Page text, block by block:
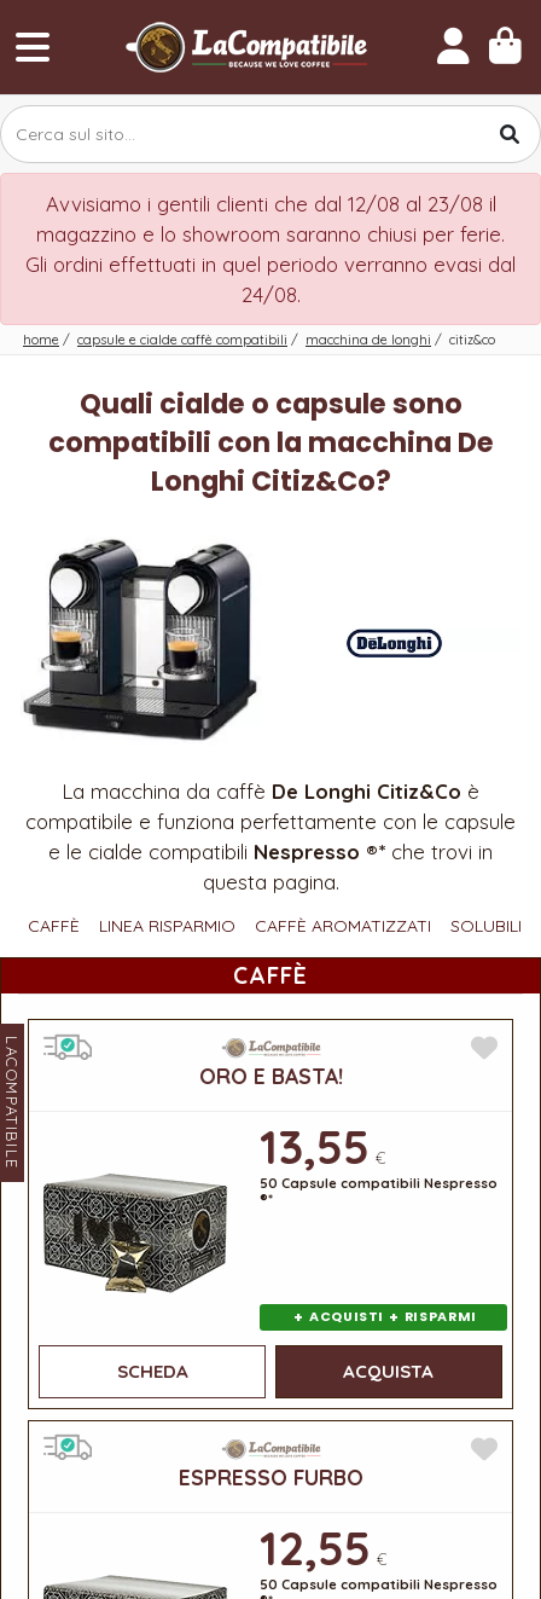
Avvisiamo i gentili clienti che dal 12/08 al 23/08 il
magazzino e lo showroom saranno chiusi per ferie.
Gli ordini effettuati in quel periodo verranno evasi dal
24/08.
home / capsule e cialde caffè compatibili / macchina de longhi / citiz&co
Quali cialde o capsule sono
compatibili con la macchina De
Longhi Citiz&Co?
La macchina da caffè De Longhi Citiz&Co è
compatibile e funziona perfettamente con le capsule
e le cialde compatibili Nespresso ®* che trovi in
questa pagina.
CAFFÈ LINEA RISPARMIO CAFFÈ AROMATIZZATI SOLUBILI
CAFFÈ
LACOMPATIBILE ORO E BASTA!
13,55 €
50 Capsule compatibili Nespresso
®*
+ ACQUISTI + RISPARMI
SCHEDA ACQUISTA
ESPRESSO FURBO
12,55 €
50 Capsule compatibili Nespresso